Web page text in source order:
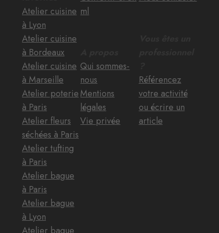
Atelier cuisine
à Lyon
Atelier cuisine
à Bordeaux
Atelier cuisine
à Marseille
Atelier poterie
à Paris
Atelier fleurs
séchées à Paris
Atelier tufting
à Paris
Atelier bague
à Paris
Atelier bague
à Lyon
ml
Qui sommes-
nous
Mentions
légales
Vie privée
Référencez
votre activité
ou écrire un
article